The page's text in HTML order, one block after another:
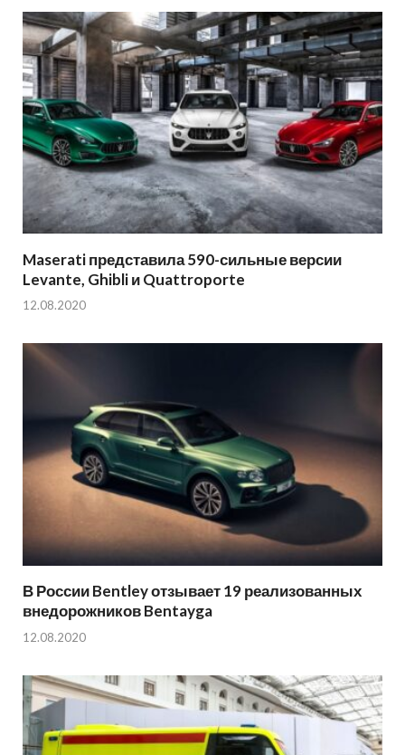
Maserati представила 590-сильные версии
Levante, Ghibli и Quattroporte
12.08.2020
В России Bentley отзывает 19 реализованных
внедорожников Bentayga
12.08.2020